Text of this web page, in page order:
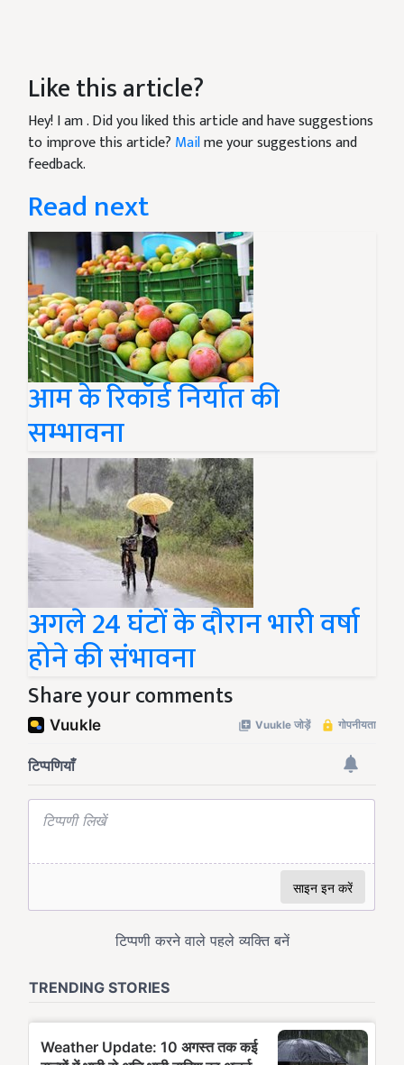
Like this article?
Hey! I am. Did you liked this article and have suggestions
to improve this article? Mailme your suggestions and
feedback.
Read next
आम के रिकॉर्ड निर्यात की
सम्भावना
अगले 24 घंटों के दौरान भारी वर्षा
होने की संभावना
Share your comments